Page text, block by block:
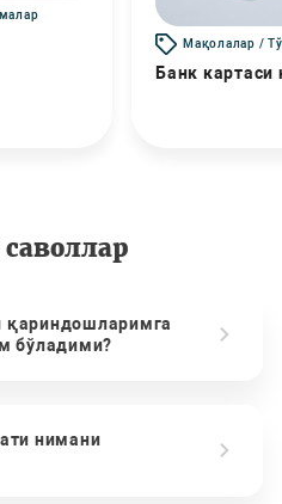
Мақолалар /
Банк картаси
қариндошларимга
бўладими?
нимани